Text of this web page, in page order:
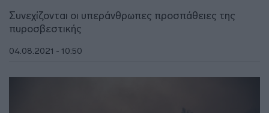
Συνεχίζονται οι υπεράνθρωπες προσπάθειες της
πυροσβεστικής
04.08.2021 - 10:50